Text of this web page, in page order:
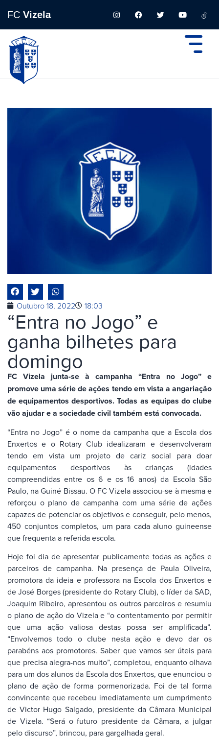
FC Vizela
Outubro 18, 2022 18:03
“Entra no Jogo” e
ganha bilhetes para
domingo
FC Vizela junta-se à campanha “Entra no Jogo” e
promove uma série de ações tendo em vista a angariação
de equipamentos desportivos. Todas as equipas do clube
vão ajudar e a sociedade civil também está convocada.
“Entra no Jogo” é o nome da campanha que a Escola dos
Enxertos e o Rotary Club idealizaram e desenvolveram
tendo em vista um projeto de cariz social para doar
equipamentos desportivos às crianças (idades
compreendidas entre os 6 e os 16 anos) da Escola São
Paulo, na Guiné Bissau. O FC Vizela associou-se à mesma e
reforçou o plano de campanha com uma série de ações
capazes de potenciar os objetivos e conseguir, pelo menos,
450 conjuntos completos, um para cada aluno guineense
que frequenta a referida escola.
Hoje foi dia de apresentar publicamente todas as ações e
parceiros de campanha. Na presença de Paula Oliveira,
promotora da ideia e professora na Escola dos Enxertos e
de José Borges (presidente do Rotary Club), o líder da SAD,
Joaquim Ribeiro, apresentou os outros parceiros e resumiu
o plano de ação do Vizela e “o contentamento por permitir
que uma ação valiosa destas possa ser amplificada”.
“Envolvemos todo o clube nesta ação e devo dar os
parabéns aos promotores. Saber que vamos ser úteis para
que precisa alegra-nos muito”, completou, enquanto olhava
para um dos alunos da Escola dos Enxertos, que enunciou o
plano de ação de forma pormenorizada. Foi de tal forma
convincente que recebeu imediatamente um cumprimento
de Victor Hugo Salgado, presidente da Câmara Municipal
de Vizela. “Será o futuro presidente da Câmara, a julgar
pelo discurso”, brincou, para gargalhada geral.